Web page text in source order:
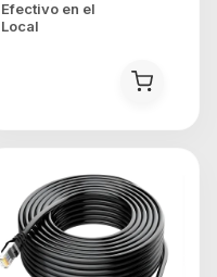
Efectivo en el
Local